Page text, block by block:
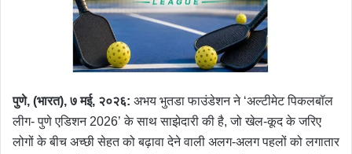
i
पुणे, (भारत), ७मई, २०२६: अभय भुतडा फाउंडेशन ने ‘अल्टीमेट पिकलबॉल
लीग- पुणे एडिशन 2026’ के साथ साझेदारी की है, जो खेल-कूद के जरिए
लोगों के बीच अच्छी सेहत को बढ़ावा देने वाली अलग-अलग पहलों को लगातार